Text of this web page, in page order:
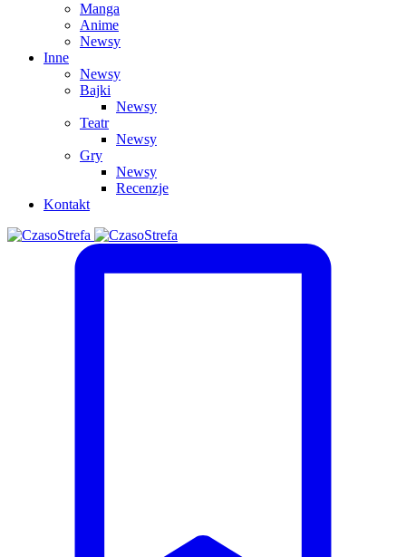
Manga
Anime
Newsy
Inne
Newsy
Bajki
Newsy
Teatr
Newsy
Gry
Newsy
Recenzje
Kontakt